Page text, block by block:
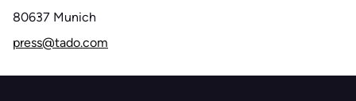
80637 Munich
press@tado.com